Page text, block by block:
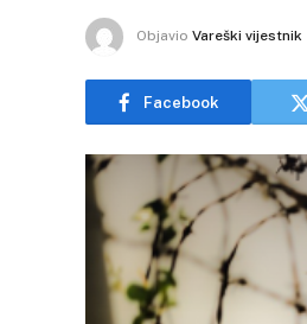
Objavio Vareški vijestnik
Facebook